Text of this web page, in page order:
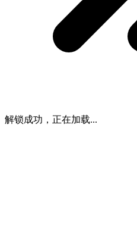
解锁成功，正在加载...